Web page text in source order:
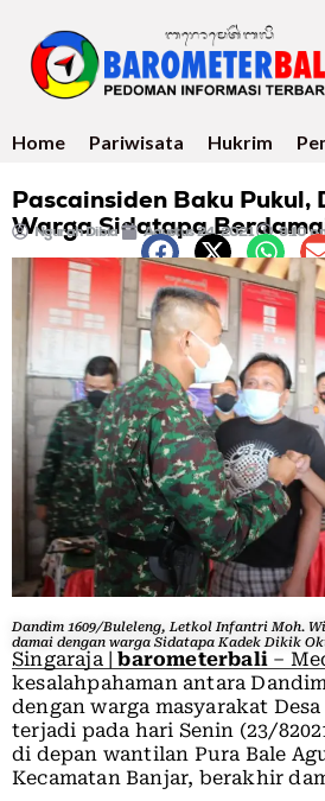
Home Pariwisata Hukrim
Pascainsiden Baku Pukul,
Warga Sidatapa
Ngurah Dibia Agustus 24, 2021 9:10
Dandim 1609/Buleleng, Letkol Infantri Moh.
damai dengan warga Sidatapa Kadek Dikik
Singaraja |barometerbali –
kesalahpahaman antara
dengan warga masyarakat
terjadi pada hari Senin (23/
di depan wantilan Pura Bale
Kecamatan Banjar, berakhir